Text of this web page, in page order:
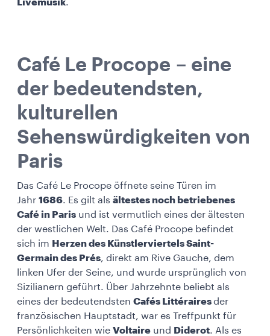
Livemusik.
Café Le Procope – eine
der bedeutendsten,
kulturellen
Sehenswürdigkeiten von
Paris
Das Café Le Procope öffnete seine Türen im
Jahr 1686. Es gilt als ältestes noch betriebenes
Café in Paris und ist vermutlich eines der ältesten
der westlichen Welt. Das Café Procope befindet
sich im Herzen des Künstlerviertels Saint-
Germain des Prés, direkt am Rive Gauche, dem
linken Ufer der Seine, und wurde ursprünglich von
Sizilianern geführt. Über Jahrzehnte beliebt als
eines der bedeutendsten Cafés Littérairesder
französischen Hauptstadt, war es Treffpunkt für
Persönlichkeiten wie Voltaire und Diderot. Als es